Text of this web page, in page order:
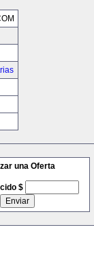
una Oferta
$